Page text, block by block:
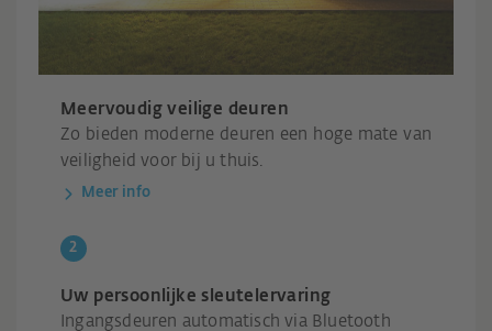
Meervoudig veilige deuren
Zo bieden moderne deuren een hoge mate van
veiligheid voor bij u thuis.
Meer info
Uw persoonlijke sleutelervaring
Ingangsdeuren automatisch via Bluetooth